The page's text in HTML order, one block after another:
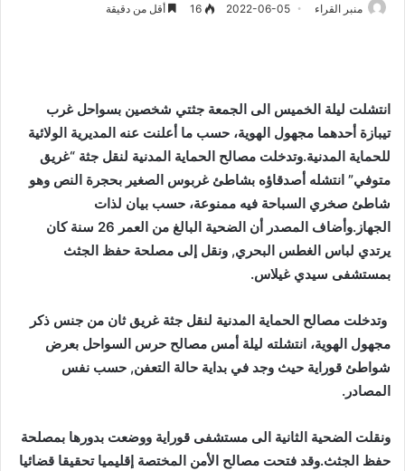
منبر القراء 2022-06-05
16 أقل من دقيقة
انتشلت ليلة الخميس الى الجمعة جثتي شخصين بسواحل غرب
تيبازة أحدهما مجهول الهوية، حسب ما أعلنت عنه المديرية الولائية
للحماية المدنية.وتدخلت مصالح الحماية المدنية لنقل جثة “غريق
متوفي” انتشله أصدقاؤه بشاطئ غربوس الصغير بحجرة النص وهو
شاطئ صخري السباحة فيه ممنوعة، حسب بيان لذات
الجهاز.وأضاف المصدر أن الضحية البالغ من العمر 26 سنة كان
يرتدي لباس الغطس البحري, ونقل إلى مصلحة حفظ الجثث
بمستشفى سيدي غيلاس.
وتدخلت مصالح الحماية المدنية لنقل جثة غريق ثان من جنس ذكر
مجهول الهوية، انتشلته ليلة أمس مصالح حرس السواحل بعرض
شواطئ قوراية حيث وجد في بداية حالة التعفن, حسب نفس
المصادر.
ونقلت الضحية الثانية الى مستشفى قوراية ووضعت بدورها بمصلحة
حفظ الجثث.وقد فتحت مصالح الأمن المختصة إقليميا تحقيقا قضائيا